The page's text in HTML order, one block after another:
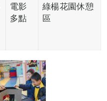
電影
多點
綠楊花園休憩
區